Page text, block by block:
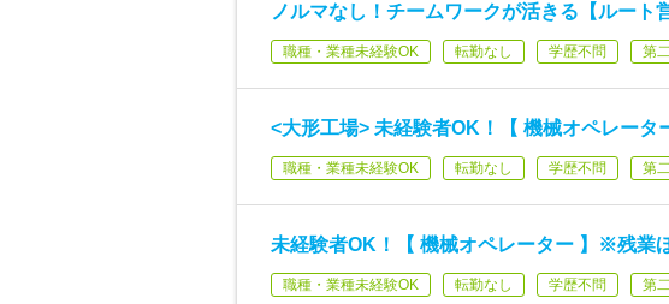
ノルマなし！チームワークが活きる【ルー
職種・業種未経験OK 転勤なし 学歴不問 第
<大形工場> 未経験者OK！【 機械オペレー
職種・業種未経験OK 転勤なし 学歴不問 第
未経験者OK！【 機械オペレーター 】※残業
職種・業種未経験OK 転勤なし 学歴不問 第